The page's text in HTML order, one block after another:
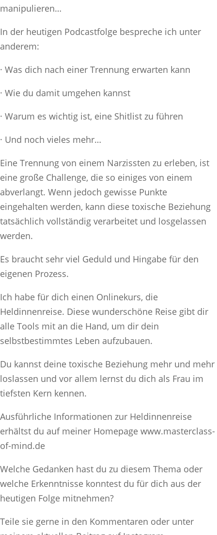
manipulieren…
In der heutigen Podcastfolge bespreche ich unter
anderem:
· Was dich nach einer Trennung erwarten kann
· Wie du damit umgehen kannst
· Warum es wichtig ist, eine Shitlist zu führen
· Und noch vieles mehr…
Eine Trennung von einem Narzissten zu erleben, ist
eine große Challenge, die so einiges von einem
abverlangt. Wenn jedoch gewisse Punkte
eingehalten werden, kann diese toxische Beziehung
tatsächlich vollständig verarbeitet und losgelassen
werden.
Es braucht sehr viel Geduld und Hingabe für den
eigenen Prozess.
Ich habe für dich einen Onlinekurs, die
Heldinnenreise. Diese wunderschöne Reise gibt dir
alle Tools mit an die Hand, um dir dein
selbstbestimmtes Leben aufzubauen.
Du kannst deine toxische Beziehung mehr und mehr
loslassen und vor allem lernst du dich als Frau im
tiefsten Kern kennen.
Ausführliche Informationen zur Heldinnenreise
erhältst du auf meiner Homepage www.masterclass-
of-mind.de
Welche Gedanken hast du zu diesem Thema oder
welche Erkenntnisse konntest du für dich aus der
heutigen Folge mitnehmen?
Teile sie gerne in den Kommentaren oder unter